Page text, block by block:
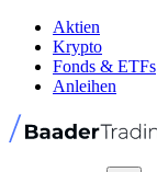
Aktien
Krypto
Fonds & ETFs
Anleihen